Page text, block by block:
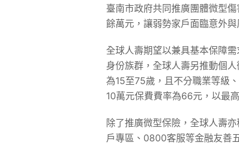
臺南市政府共同推廣團體微型
餘萬元，讓弱勢家戶面臨意外
全球人壽期望以兼具基本保障
身份族群，全球人壽另推動個
為15至75歲，且不分職業等級
10萬元保費費率為66元，以最
除了推廣微型保險，全球人壽
戶專區、0800客服等金融友善